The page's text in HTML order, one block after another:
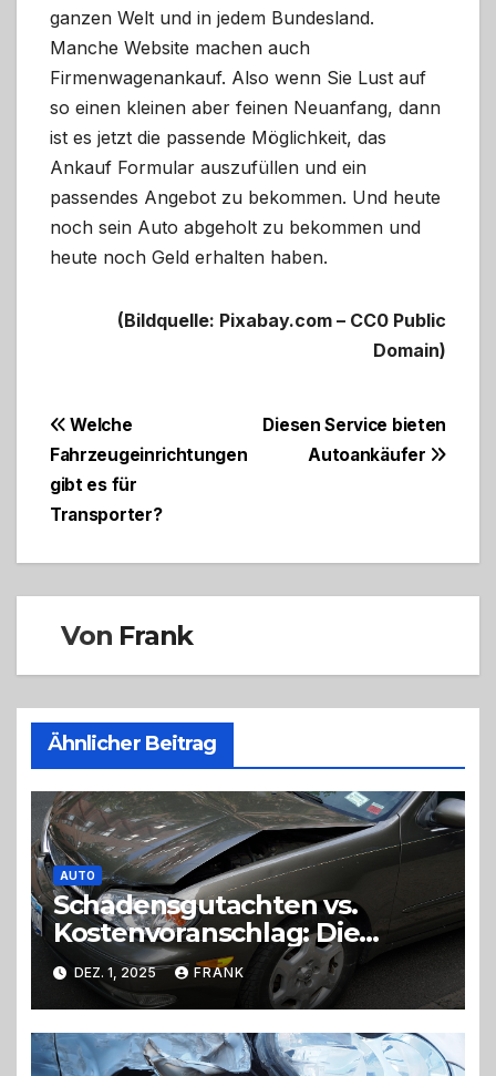
ganzen Welt und in jedem Bundesland.
Manche Website machen auch
Firmenwagenankauf. Also wenn Sie Lust auf
so einen kleinen aber feinen Neuanfang, dann
ist es jetzt die passende Möglichkeit, das
Ankauf Formular auszufüllen und ein
passendes Angebot zu bekommen. Und heute
noch sein Auto abgeholt zu bekommen und
heute noch Geld erhalten haben.
(Bildquelle: Pixabay.com – CC0 Public
Domain)
Beitragsnavigation
Diesen Service bieten
Autoankäufer
Welche
Fahrzeugeinrichtungen
gibt es für
Transporter?
Von Frank
Ähnlicher Beitrag
AUTO
Schadensgutachten vs.
Kostenvoranschlag: Die
wichtigsten Unterschiede
DEZ. 1, 2025 FRANK